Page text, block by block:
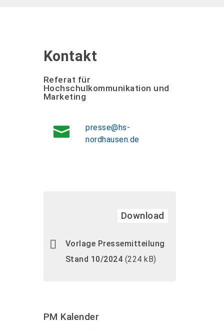
Kontakt
Referat für
Hochschulkommunikation und
Marketing
presse@hs-
nordhausen.de
Download
Vorlage Pressemitteilung
Stand 10/2024 (224 kB)
PM Kalender